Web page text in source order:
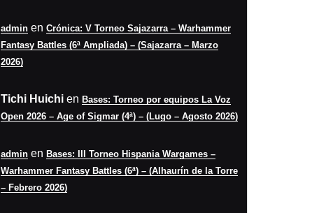
admin en Crónica: V Torneo Sajazarra – Warhammer
Fantasy Battles (6ª Ampliada) – (Sajazarra – Marzo
2026)
Tichi Huichi en Bases: Torneo por equipos La Voz
Open 2026 – Age of Sigmar (4ª) – (Lugo – Agosto 2026)
admin en Bases: III Torneo Hispania Wargames –
Warhammer Fantasy Battles (6ª) – (Alhaurín de la Torre
– Febrero 2026)